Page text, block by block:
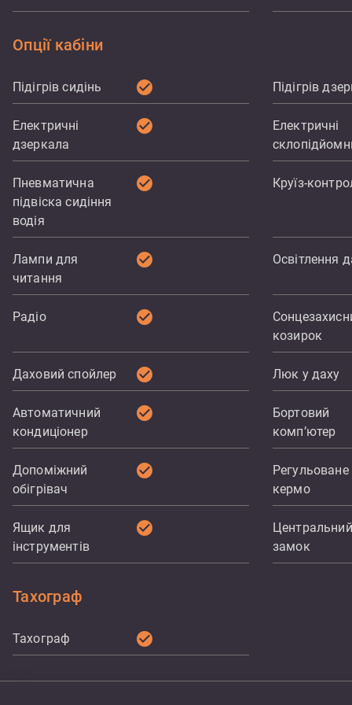
Опції кабіни
Підігрів сидінь check_circle Підігрів
Електричні
дзеркала
check_circle
Електричні
Пневматична
підвіска сидіння
водія
check_circle Круїз-
Лампи для
читання
check_circle Освітлення
Радіо check_circle
козирок
Даховий спойлер check_circle Люк у даху
Автоматичний
кондиціонер
check_circle
Бортовий
комп’ютер
Допоміжний
обігрівач
check_circle
Регульоване
кермо
Ящик для
інструментів
check_circle
Центральний
замок
Тахограф
Тахограф check_circle